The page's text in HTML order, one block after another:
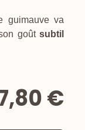
guimauve va
goût subtil
€